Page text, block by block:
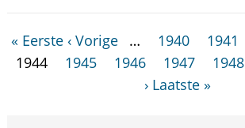
« Eerste ‹ Vorige … 1940 1941
1944
1945 1946 1947 1948
› Laatste »